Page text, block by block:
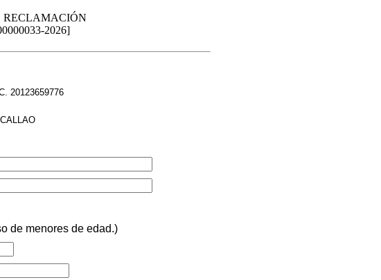
RECLAMACIÓN
2026]
20123659776
de menores de edad.)